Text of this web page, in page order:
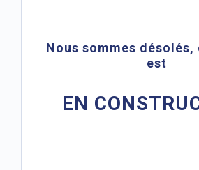
Nous sommes
est
EN